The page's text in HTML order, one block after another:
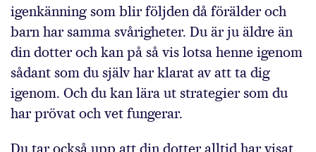
igenkänning som blir följden då förälder och
barn har samma svårigheter. Du är ju äldre än
din dotter och kan på så vis lotsa henne igenom
sådant som du själv har klarat av att ta dig
igenom. Och du kan lära ut strategier som du
har prövat och vet fungerar.
Du tar också upp att din dotter alltid har visat